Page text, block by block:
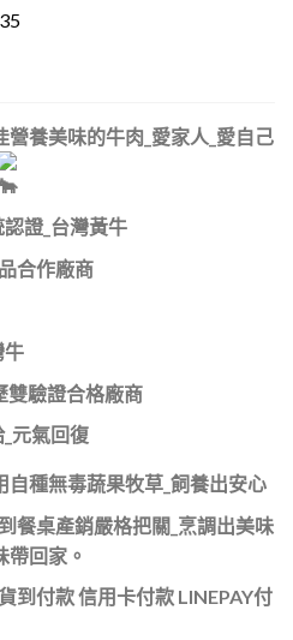
養美味的牛肉_愛家人_愛自己
證_台灣黃牛
合作廠商
牛
雙驗證合格廠商
元氣回復
種無毒蔬果牧草_飼養出安心
餐桌產銷嚴格把關_烹調出美味
回家。
到付款 信用卡付款 LINEPAY付